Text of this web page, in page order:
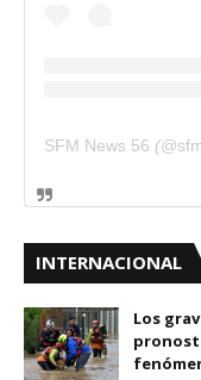
SFM News 56 (@
INTERNACIONAL
Los